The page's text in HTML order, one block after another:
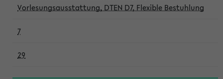
Vorlesungsausstattung, DTEN D7, Flexible Bestuhlung
7
29